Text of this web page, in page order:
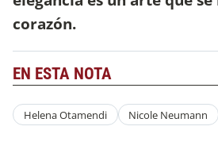
corazón.
EN ESTA NOTA
Helena Otamendi Nicole Neumann